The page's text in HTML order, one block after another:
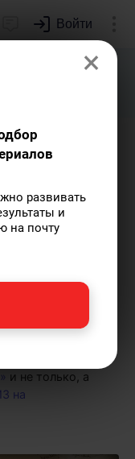
Войти
план
из
и не только, а
на
×
развивать
и
на почту